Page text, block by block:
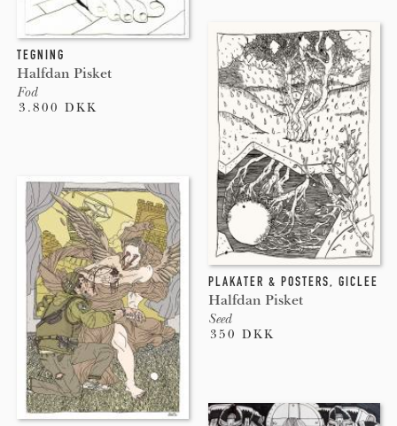
TEGNING
Halfdan Pisket
Fod
3.800 DKK
PLAKATER & POSTERS, GICLEE
Halfdan Pisket
Seed
350 DKK